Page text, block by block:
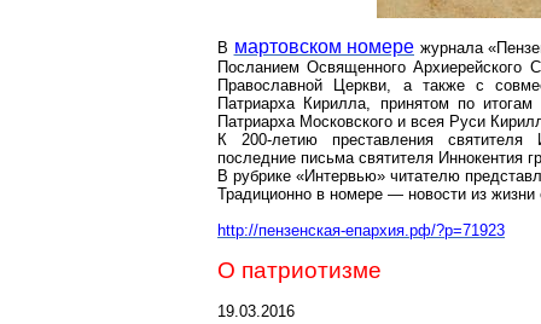
В мартовском номере журнала
Посланием Освященного
Православной Церкви, а также с
Патриарха Кирилла, принятом по
Патриарха Московского и всея Руси
К 200-летию преставления святителя
последние письма святителя Иннокентия
В рубрике «Интервью» читателю
Традиционно в номере — новости из жизни
http://пензенская-епархия.рф/?p=71923
О патриотизме
19.03.2016